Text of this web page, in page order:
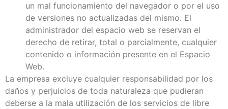
un mal funcionamiento del navegador o por el uso
de versiones no actualizadas del mismo. El
administrador del espacio web se reservan el
derecho de retirar, total o parcialmente, cualquier
contenido o información presente en el Espacio
Web.
La empresa excluye cualquier responsabilidad por los
daños y perjuicios de toda naturaleza que pudieran
deberse a la mala utilización de los servicios de libre